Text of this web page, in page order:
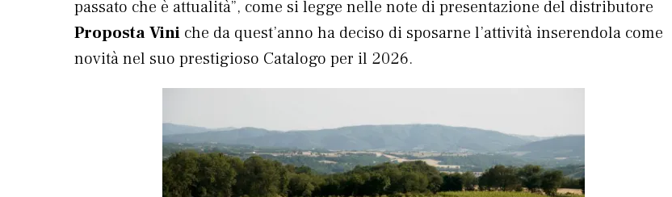
passato che è attualità”, come si legge nelle note di presentazione del distributore
Proposta Vini che da quest’anno ha deciso di sposarne l’attività inserendola come
novità nel suo prestigioso Catalogo per il 2026.